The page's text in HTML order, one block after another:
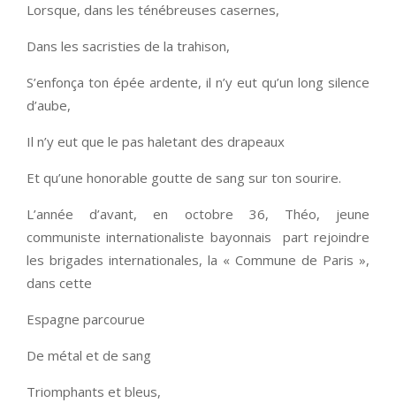
Lorsque, dans les ténébreuses casernes,
Dans les sacristies de la trahison,
S’enfonça ton épée ardente, il n’y eut qu’un long silence
d’aube,
Il n’y eut que le pas haletant des drapeaux
Et qu’une honorable goutte de sang sur ton sourire.
L’année d’avant, en octobre 36, Théo, jeune
communiste internationaliste bayonnais part rejoindre
les brigades internationales, la « Commune de Paris »,
dans cette
Espagne parcourue
De métal et de sang
Triomphants et bleus,